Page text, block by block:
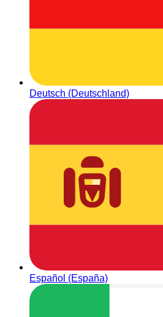
Deutsch (Deutschland)
Español (España)